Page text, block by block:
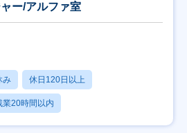
ー/アルファ室
み 休日120日以上
業20時間以内